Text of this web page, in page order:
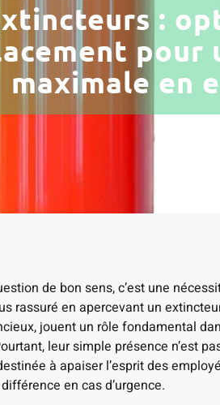
:
pour
maximale en
de bon sens, c’est une
rassuré en apercevant un
jouent un rôle fondamental
leur simple présence n’est
à apaiser l’esprit des
en cas d’urgence.